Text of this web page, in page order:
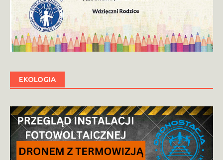
EKOLOGIA